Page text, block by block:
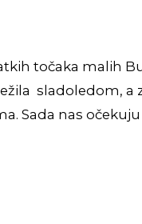
točaka malih
sladoledom,
Sada nas